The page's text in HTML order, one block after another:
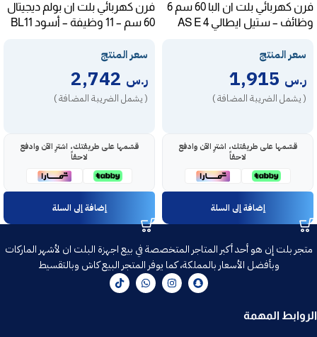
فرن كهربائي بلت ان البا 60 سم 6
وظائف – ستيل ايطالي AS E 4
سعر المنتج
ر.س
( يشمل الضريبة المضافة )
قسّمها على طريقتك، اشترِ الآن وادفع
لاحقاً
إضافة إلى السلة
فرن كهربائي بلت ان بولم ديجيتال
60 سم – 11 وظيفة – أسود BL11
سعر المنتج
ر.س
( يشمل الضريبة المضافة )
قسّمها على طريقتك، اشترِ الآن وادفع
لاحقاً
إضافة إلى السلة
متجر بلت إن هو أحد أكبر المتاجر المتخصصة في بيع اجهزة البلت ان لأشهر الماركات
وبأفضل الأسعار بالمملكة، كما يوفر المتجر البيع كاش وبالتقسيط
الروابط المهمة